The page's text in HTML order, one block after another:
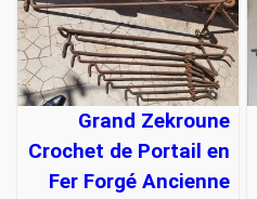
Grand Zekroune
Crochet de Portail en
Fer Forgé Ancienne